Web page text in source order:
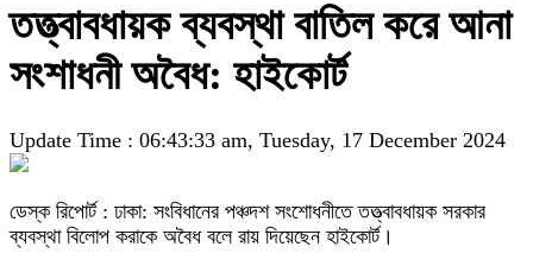
তত্ত্বাবধায়ক ব্যবস্থা বাতিল করে আনা
সংশাধনী অবৈধ: হাইকোর্ট
Update Time : 06:43:33 am, Tuesday, 17 December 2024
ডেস্ক রিপোর্ট : ঢাকা: সংবিধানের পঞ্চদশ সংশোধনীতে তত্ত্বাবধায়ক সরকার
ব্যবস্থা বিলোপ করাকে অবৈধ বলে রায় দিয়েছেন হাইকোর্ট।